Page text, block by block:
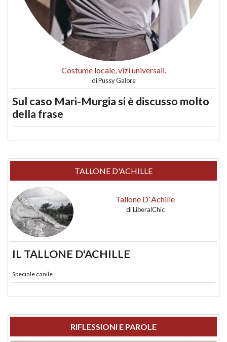
Costume locale, vizi universali.
diPussy Galore
Sul caso Mari-Murgia si è discusso molto
della frase
TALLONE D'ACHILLE
Tallone D`Achille
diLiberalChic
IL TALLONE D'ACHILLE
Speciale canile
RIFLESSIONI E PAROLE